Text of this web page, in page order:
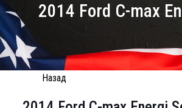
2014 Ford C-max
Назад